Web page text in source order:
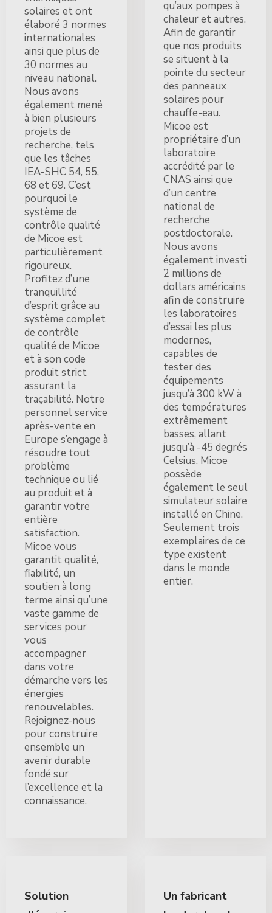
solaires et ont
élaboré 3 normes
internationales
ainsi que plus de
30 normes au
niveau national.
Nous avons
également mené
à bien plusieurs
projets de
recherche, tels
que les tâches
IEA-SHC 54, 55,
68 et 69. C’est
pourquoi le
système de
contrôle qualité
de Micoe est
particulièrement
rigoureux.
Profitez d’une
tranquillité
d’esprit grâce au
système complet
de contrôle
qualité de Micoe
et à son code
produit strict
assurant la
traçabilité. Notre
personnel service
après-vente en
Europe s’engage à
résoudre tout
problème
technique ou lié
au produit et à
garantir votre
entière
satisfaction.
Micoe vous
garantit qualité,
fiabilité, un
soutien à long
terme ainsi qu’une
vaste gamme de
services pour
vous
accompagner
dans votre
démarche vers les
énergies
renouvelables.
Rejoignez-nous
pour construire
ensemble un
avenir durable
fondé sur
l’excellence et la
connaissance.
qu’aux pompes à
chaleur et autres.
Afin de garantir
que nos produits
se situent à la
pointe du secteur
des panneaux
solaires pour
chauffe-eau.
Micoe est
propriétaire d’un
laboratoire
accrédité par le
CNAS ainsi que
d’un centre
national de
recherche
postdoctorale.
Nous avons
également investi
2 millions de
dollars américains
afin de construire
les laboratoires
d’essai les plus
modernes,
capables de
tester des
équipements
jusqu’à 300 kW à
des températures
extrêmement
basses, allant
jusqu’à -45 degrés
Celsius. Micoe
possède
également le seul
simulateur solaire
installé en Chine.
Seulement trois
exemplaires de ce
type existent
dans le monde
entier.
Solution
Un fabricant